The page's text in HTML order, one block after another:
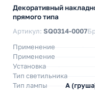
Декоративный
прямого типа
Артикул: SQ0314-0007
Применение
Применение
Установка
Тип светильника
Тип лампы
A